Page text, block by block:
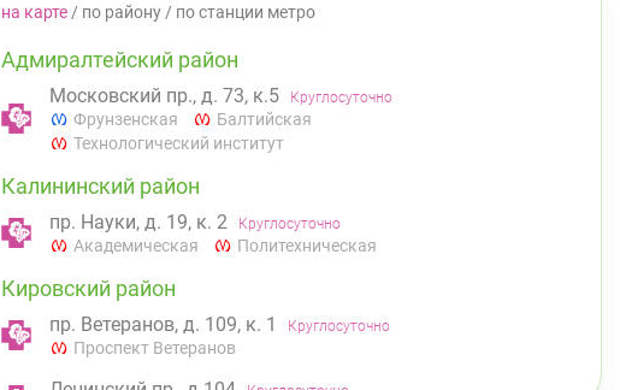
на карте / по району / по станции метро
Адмиралтейский район
Московский пр., д. 73, к.5 Круглосуточно
Фрунзенская
Балтийская
Технологический институт
Калининский район
пр. Науки, д. 19, к. 2 Круглосуточно
Академическая Политехническая
Кировский район
пр. Ветеранов, д. 109, к. 1 Круглосуточно
Проспект Ветеранов